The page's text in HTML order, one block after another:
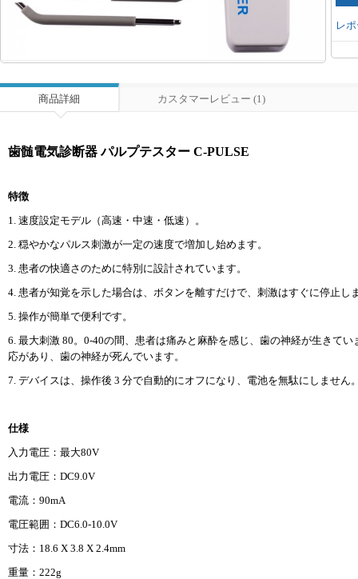
レ
商品詳細 カスタマーレビュー (1)
歯髄電気診断器 パルプテスター C-PULSE
特徴
1. 速度設定モデル（高速・中速・低速）。
2. 穏やかなパルス刺激が一定の速度で増加し始めます。
3. 患者の快適さのために特別に設計されています。
4. 患者が知覚を示した場合は、ボタンを離すだけで、刺激はすぐに停止
5. 操作が簡単で便利です。
6. 最大刺激 80。0-40の間、患者は痛みと麻酔を感じ、歯の神経が生きて
応があり、歯の神経が死んでいます。
7. デバイスは、操作後 3 分で自動的にオフになり、電池を無駄にしません
仕様
入力電圧：最大80V
出力電圧：DC9.0V
電流：90mA
電圧範囲：DC6.0-10.0V
寸法：18.6 X 3.8 X 2.4mm
重量：222g